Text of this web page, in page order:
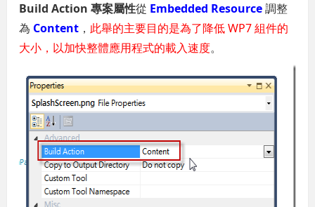
Build Action 專案屬性從 Embedded Resource調整
為 Content ， 此舉的主要目的是為了降低 WP7 組件的
大小，以加快整體應用程式的載入速度。